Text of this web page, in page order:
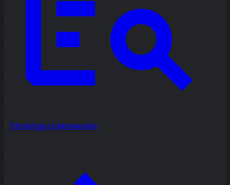
Strategia i planowanie